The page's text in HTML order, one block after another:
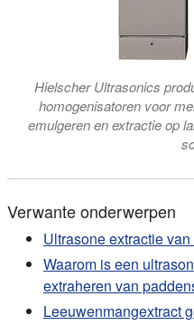
Hielscher Ultrasonics
homogenisatoren voor
emulgeren en extractie op
Verwante onderwerpen
Ultrasone extractie
Waarom is een
extraheren van
Leeuwenmangextract